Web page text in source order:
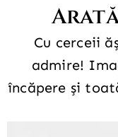
Cu cerceii
admire!
încăpere și